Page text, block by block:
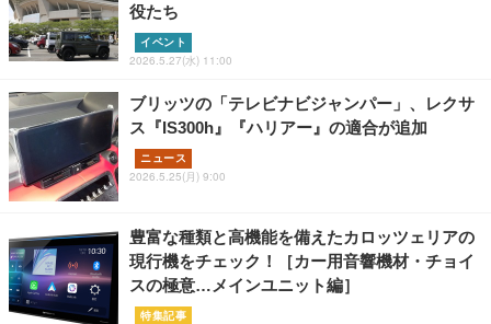
役たち
イベント
2026.5.27(水) 11:00
ブリッツの「テレビナビジャンパー」、レクサ
ス『IS300h』『ハリアー』の適合が追加
ニュース
2026.5.25(月) 9:00
豊富な種類と高機能を備えたカロッツェリアの
現行機をチェック！［カー用音響機材・チョイ
スの極意…メインユニット編］
特集記事